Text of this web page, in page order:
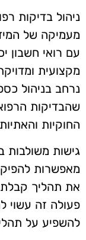
ניהול בדיקות
מעמיקה של
עם רואי חשבון
מקצועית
נרחב בניהול
שהבדיקות
החוקיות
גישות משולבות
מאפשרות להפיק
את תהליך
פעולה זה עשוי
להשפיע על